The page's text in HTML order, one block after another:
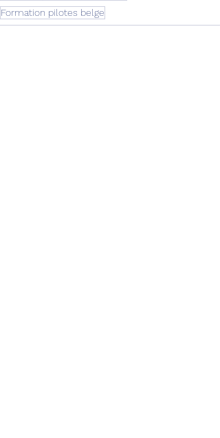
Formation pilotes belge